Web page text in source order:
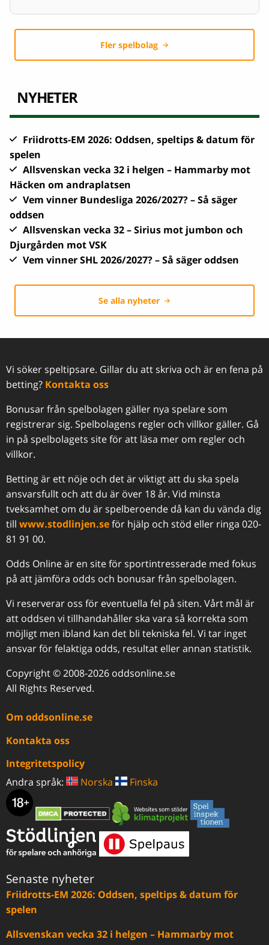
Fler spelbolag
NYHETER
Friidrotts-EM 2026: Oddsen, speltips & datum för
spelen
Allsvenskan vecka 32 i helgen – Hammarby mot
Häcken om andraplatsen
Vem vinner Bundesliga 2026/2027? – Så säger
oddsen
Allsvenskan vecka 32 – Sirius mot jumbon och
Djurgården mot VSK
Vem vinner SHL 2026/2027? – Så säger oddsen
Se alla nyheter
Vi söker speltipsare. Gillar du att skriva och är en fena på
betting? Kontakta oss
Bonusar från spelbolagen gäller nya spelare som
registrerar sig. Spelbolagens regler och villkor gäller. Gå
in på spelbolagets site för att läsa mer om regler och
villkor.
Betting är ett nöje och det är viktigt att du ska spela
ansvarsfullt och att du är över 18 år. Vid minsta
tveksamhet om du är spelberoende då kan du vända dig
till www.stodlinjen.seför hjälp och stöd eller ringa 020-
81 91 00.
Odds Online är en site för sportintresserade med fokus
på att jämföra odds och bonusar från spelbolagen.
Vi reserverar oss för eventuella fel på siten. Vårt mål är
att oddsen vi tillhandahåller ska vara så korrekta som
möjligt men ibland kan det bli tekniska fel. Vi tar inget
ansvar för felaktiga odds, resultat eller annan statistik.
Copyright © 2008-2026 oddsonline.se
All Rights Reserved.
Om oddsonline.se
Kontakta oss
Integritetspolicy
Andra språk:
Norska Finska
Senaste nyheter
Friidrotts-EM 2026: Oddsen, speltips & datum för
spelen
Allsvenskan vecka 32 i helgen – Hammarby mot